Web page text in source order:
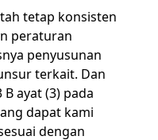
tetap konsisten
peraturan
penyusunan
terkait. Dan
B ayat (3) pada
dapat kami
dengan